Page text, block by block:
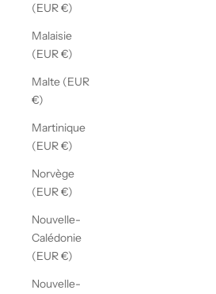
(EUR €)
Malaisie
(EUR €)
Malte (EUR
€)
Martinique
(EUR €)
Norvège
(EUR €)
Nouvelle-
Calédonie
(EUR €)
Nouvelle-